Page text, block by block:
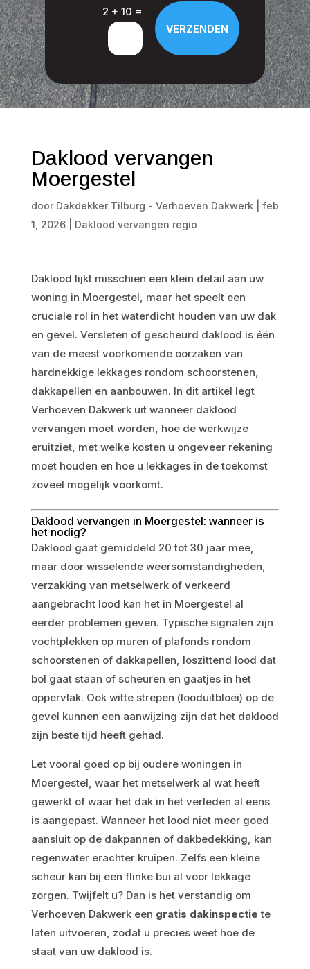
2 + 10 =
VERZENDEN
Daklood vervangen
Moergestel
door Dakdekker Tilburg - Verhoeven Dakwerk
feb
1, 2026| Daklood vervangen regio
Daklood lijkt misschien een klein detail aan uw
woning in Moergestel, maar het speelt een
cruciale rol in het waterdicht houden van uw dak
en gevel. Versleten of gescheurd daklood is één
van de meest voorkomende oorzaken van
hardnekkige lekkages rondom schoorstenen,
dakkapellen en aanbouwen. In dit artikel legt
Verhoeven Dakwerk uit wanneer daklood
vervangen moet worden, hoe de werkwijze
eruitziet, met welke kosten u ongeveer rekening
moet houden en hoe u lekkages in de toekomst
zoveel mogelijk voorkomt.
Daklood vervangen in Moergestel: wanneer is
het nodig?
Daklood gaat gemiddeld 20 tot 30 jaar mee,
maar door wisselende weersomstandigheden,
verzakking van metselwerk of verkeerd
aangebracht lood kan het in Moergestel al
eerder problemen geven. Typische signalen zijn
vochtplekken op muren of plafonds rondom
schoorstenen of dakkapellen, loszittend lood dat
bol gaat staan of scheuren en gaatjes in het
oppervlak. Ook witte strepen (looduitbloei) op de
gevel kunnen een aanwijzing zijn dat het daklood
zijn beste tijd heeft gehad.
Let vooral goed op bij oudere woningen in
Moergestel, waar het metselwerk al wat heeft
gewerkt of waar het dak in het verleden al eens
is aangepast. Wanneer het lood niet meer goed
aansluit op de dakpannen of dakbedekking, kan
regenwater erachter kruipen. Zelfs een kleine
scheur kan bij een flinke bui al voor lekkage
zorgen. Twijfelt u? Dan is het verstandig om
Verhoeven Dakwerk een gratis dakinspectie te
laten uitvoeren, zodat u precies weet hoe de
staat van uw daklood is.